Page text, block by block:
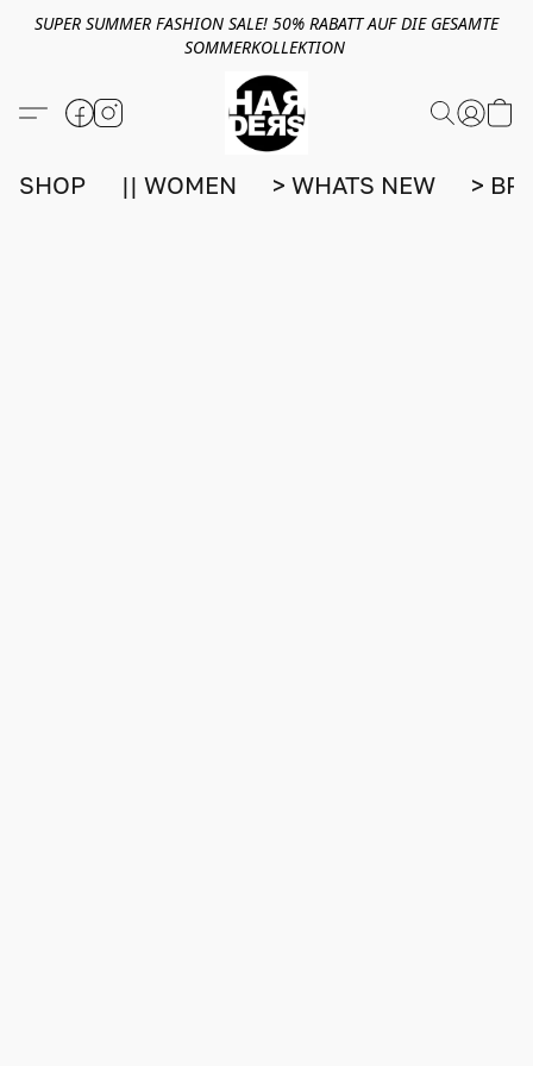
SUPER SUMMER FASHION SALE! 50% RABATT AUF DIE GESAMTE
SOMMERKOLLEKTION
SHOP || WOMEN > WHATS NEW >